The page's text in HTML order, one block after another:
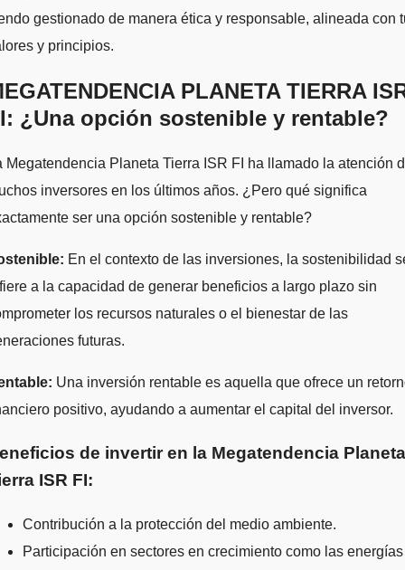
gestionado de manera ética y responsable, alineada con
y principios.
PLANETA TIERRA
¿Una opción sostenible y rentable?
Megatendencia Planeta Tierra ISR FI ha llamado la atención
inversores en los últimos años. ¿Pero qué significa
ser una opción sostenible y rentable?
En el contexto de las inversiones, la sostenibilidad
a la capacidad de generar beneficios a largo plazo sin
los recursos naturales o el bienestar de las
futuras.
Una inversión rentable es aquella que ofrece un
positivo, ayudando a aumentar el capital del inversor.
de invertir en la Megatendencia Planeta
ISR FI:
Contribución a la protección del medio ambiente.
Participación en sectores en crecimiento como las energías